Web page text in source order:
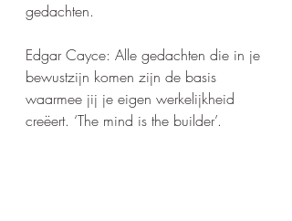
gedachten.
Edgar Cayce: Alle gedachten die in je
bewustzijn komen zijn de basis
waarmee jij je eigen werkelijkheid
creëert. ‘The mind is the builder’.